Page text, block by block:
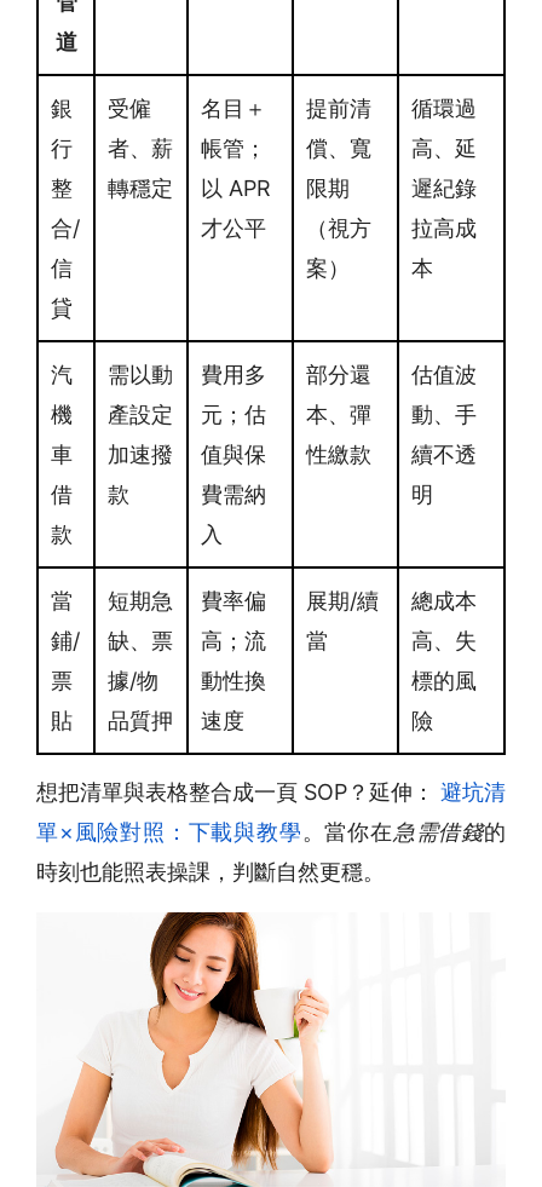
道
銀
行
整
合/
信
貸
受僱
者、薪
轉穩定
名目＋
帳管；
以 APR
才公平
提前清
償、寬
限期
（視方
案）
循環過
高、延
遲紀錄
拉高成
本
汽
機
車
借
款
需以動
產設定
加速撥
款
費用多
元；估
值與保
費需納
入
部分還
本、彈
性繳款
估值波
動、手
續不透
明
當
鋪/
票
貼
短期急
缺、票
據/物
品質押
費率偏
高；流
動性換
速度
展期/續
當
總成本
高、失
標的風
險
想把清單與表格整合成一頁 SOP？延伸：
避坑清
單×風險對照：下載與教學。當你在急需借錢的
時刻也能照表操課，判斷自然更穩。